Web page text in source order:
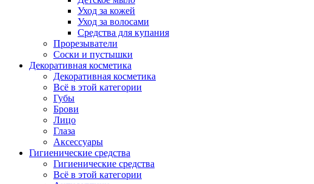
Уход за кожей
Уход за волосами
Средства для купания
Прорезыватели
Соски и пустышки
Декоративная косметика
Декоративная косметика
Всё в этой категории
Губы
Брови
Лицо
Глаза
Аксессуары
Гигиенические средства
Гигиенические средства
Всё в этой категории